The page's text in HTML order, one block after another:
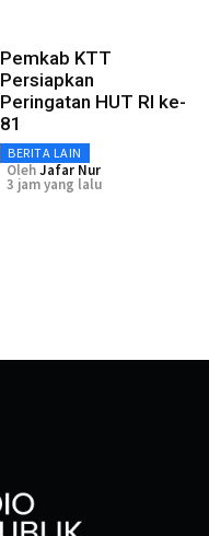
Pemkab KTT
Persiapkan
Peringatan HUT RI ke-
81
BERITA LAIN
OlehJafar Nur
3 jam yang lalu